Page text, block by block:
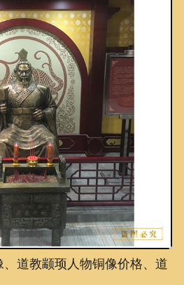
客户见证
常识问答
新闻资讯
荣誉资质
泥塑鉴赏
联系我们
道教颛顼人物铜像价格、道